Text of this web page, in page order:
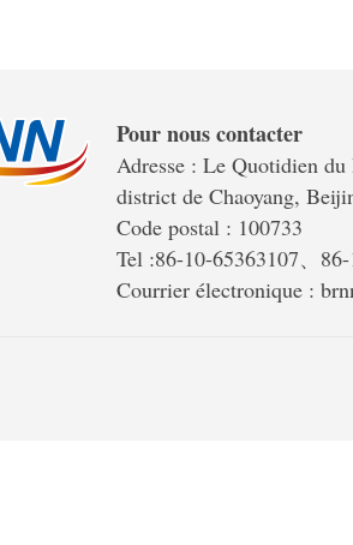
Pour nous contacter
Adresse : Le Quotidien
district de Chaoyang,
Code postal : 100733
Tel :86-10-65363107、
Courrier électronique :